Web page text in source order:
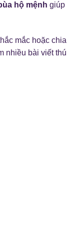
hộ mệnh giúp
mắc hoặc chia
nhiều bài viết thú